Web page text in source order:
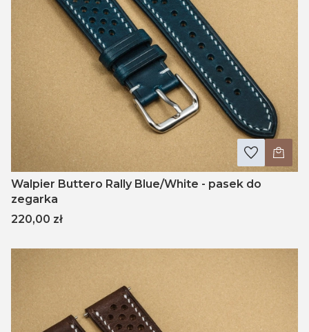
Walpier Buttero Rally Blue/White - pasek do
zegarka
Cena
220,00 zł